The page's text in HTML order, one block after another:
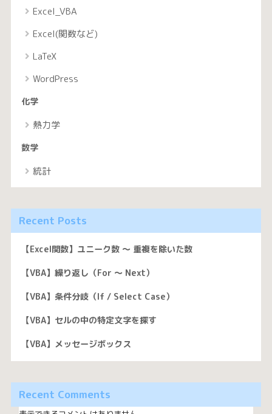
Excel_VBA
Excel(関数など)
LaTeX
WordPress
化学
熱力学
数学
統計
Recent Posts
【Excel関数】ユニーク数 〜 重複を除いた数
【VBA】繰り返し（For 〜 Next）
【VBA】条件分岐（If / Select Case）
【VBA】セルの中の特定文字を探す
【VBA】メッセージボックス
Recent Comments